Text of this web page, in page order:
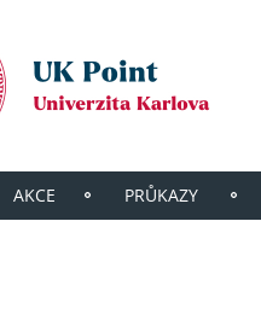
AKCE PRŮKAZY